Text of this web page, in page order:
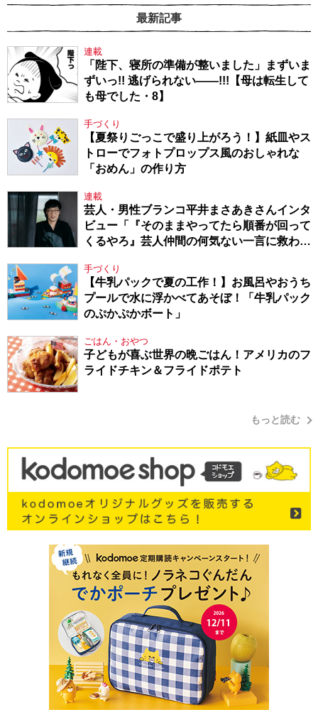
最新記事
連載
「陛下、寝所の準備が整いました」まずいま
ずいっ!! 逃げられない――!!!【母は転生して
も母でした・8】
手づくり
【夏祭りごっこで盛り上がろう！】紙皿やス
トローでフォトプロップス風のおしゃれな
「おめん」の作り方
連載
芸人・男性ブランコ平井まさあきさんインタ
ビュー「『そのままやってたら順番が回って
くるやろ』芸人仲間の何気ない一言に救われ
手づくり
【牛乳パックで夏の工作！】お風呂やおうち
プールで水に浮かべてあそぼ！「牛乳パック
のぷかぷかボート」
ごはん・おやつ
子どもが喜ぶ世界の晩ごはん！アメリカのフ
ライドチキン＆フライドポテト
もっと読む